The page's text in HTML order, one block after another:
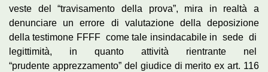
veste del “travisamento della prova”, mira in realtà a
denunciare un errore di valutazione della deposizione
della testimone FFFF come tale insindacabile in sede di
legittimità, in quanto attività rientrante nel
“prudente apprezzamento” del giudice di merito ex art. 116